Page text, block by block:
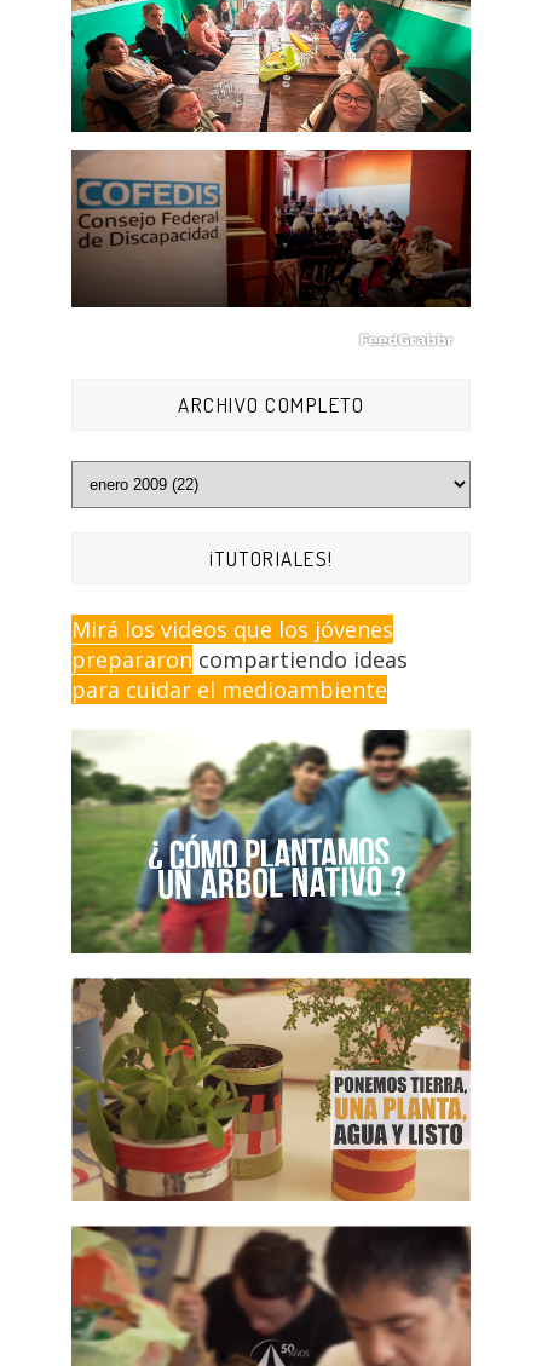
ARCHIVO COMPLETO
¡TUTORIALES!
Mirá los videos que los jóvenes
prepararon compartiendo ideas
para cuidar el medioambiente